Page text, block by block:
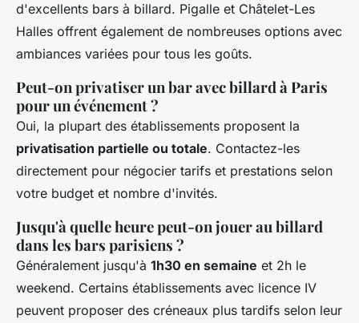
d'excellents bars à billard. Pigalle et Châtelet-Les
Halles offrent également de nombreuses options avec
ambiances variées pour tous les goûts.
Peut-on privatiser un bar avec billard à Paris
pour un événement ?
Oui, la plupart des établissements proposent la
privatisation partielle ou totale. Contactez-les
directement pour négocier tarifs et prestations selon
votre budget et nombre d'invités.
Jusqu'à quelle heure peut-on jouer au billard
dans les bars parisiens ?
Généralement jusqu'à 1h30 en semaine et 2h le
weekend. Certains établissements avec licence IV
peuvent proposer des créneaux plus tardifs selon leur